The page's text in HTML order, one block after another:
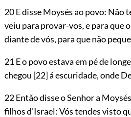
20 E disse Moysés ao povo: Não
veiu para provar-vos, e para que
diante de vós, para que não
21 E o povo estava em pé de
chegou [22]á escuridade, onde
22 Então disse o Senhor a
filhos d’Israel: Vós tendes visto